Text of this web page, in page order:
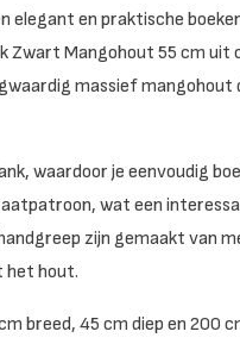
elegant en praktische
Zwart Mangohout 55 cm
massief
waardoor je eenvoudig
wat een
zijn gemaakt van
het hout.
breed, 45 cm diep en 200